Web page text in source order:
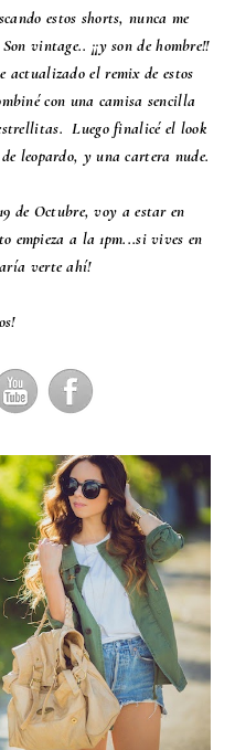
estos shorts, nunca me
vintage.. ¡¡y son de hombre!!
el remix de estos
con una camisa sencilla
Luego finalicé el look
leopardo, y una cartera nude.
de Octubre, voy a estar en
empieza a la 1pm...si vives en
verte ahí!